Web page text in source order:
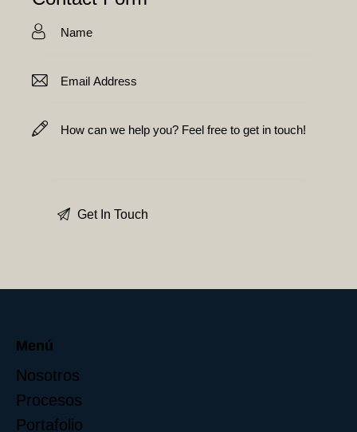
e:
Menú
Nosotros
Procesos
Portafolio